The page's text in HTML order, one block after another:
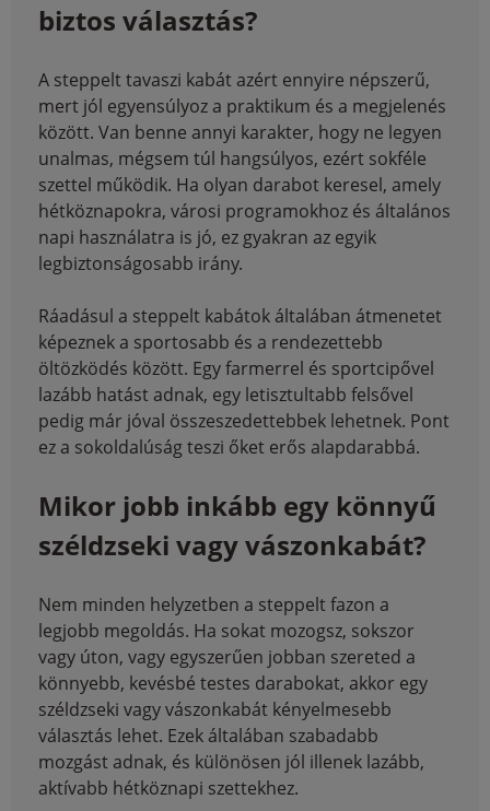
biztos választás?
A steppelt tavaszi kabát azért ennyire népszerű,
mert jól egyensúlyoz a praktikum és a megjelenés
között. Van benne annyi karakter, hogy ne legyen
unalmas, mégsem túl hangsúlyos, ezért sokféle
szettel működik. Ha olyan darabot keresel, amely
hétköznapokra, városi programokhoz és általános
napi használatra is jó, ez gyakran az egyik
legbiztonságosabb irány.
Ráadásul a steppelt kabátok általában átmenetet
képeznek a sportosabb és a rendezettebb
öltözködés között. Egy farmerrel és sportcipővel
lazább hatást adnak, egy letisztultabb felsővel
pedig már jóval összeszedettebbek lehetnek. Pont
ez a sokoldalúság teszi őket erős alapdarabbá.
Mikor jobb inkább egy könnyű
széldzseki vagy vászonkabát?
Nem minden helyzetben a steppelt fazon a
legjobb megoldás. Ha sokat mozogsz, sokszor
vagy úton, vagy egyszerűen jobban szereted a
könnyebb, kevésbé testes darabokat, akkor egy
széldzseki vagy vászonkabát kényelmesebb
választás lehet. Ezek általában szabadabb
mozgást adnak, és különösen jól illenek lazább,
aktívabb hétköznapi szettekhez.